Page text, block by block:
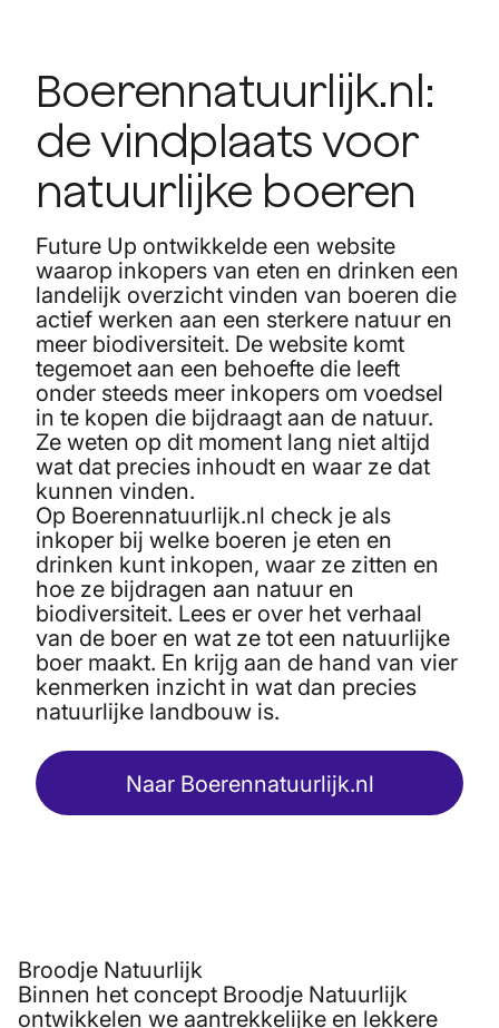
Boerennatuurlijk.nl:
de vindplaats voor
natuurlijke boeren
Future Up ontwikkelde een website
waarop inkopers van eten en drinken een
landelijk overzicht vinden van boeren die
actief werken aan een sterkere natuur en
meer biodiversiteit. De website komt
tegemoet aan een behoefte die leeft
onder steeds meer inkopers om voedsel
in te kopen die bijdraagt aan de natuur.
Ze weten op dit moment lang niet altijd
wat dat precies inhoudt en waar ze dat
kunnen vinden.
Op Boerennatuurlijk.nl check je als
inkoper bij welke boeren je eten en
drinken kunt inkopen, waar ze zitten en
hoe ze bijdragen aan natuur en
biodiversiteit. Lees er over het verhaal
van de boer en wat ze tot een natuurlijke
boer maakt. En krijg aan de hand van vier
kenmerken inzicht in wat dan precies
natuurlijke landbouw is.
Naar Boerennatuurlijk.nl
Broodje Natuurlijk
Binnen het concept Broodje Natuurlijk
ontwikkelen we aantrekkelijke en lekkere